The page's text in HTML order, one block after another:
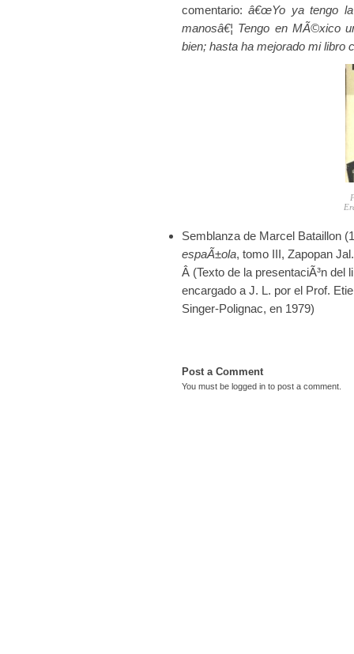
comentario: â€œYo ya tengo
manosâ€¦ Tengo en MÃ©xico
bien; hasta ha mejorado mi libro
Semblanza de Marcel Bataillon
espaÃ±ola, tomo III, Zapopan
Â (Texto de la presentaciÃ³n del
encargado a J. L. por el Prof.
Singer-Polignac, en 1979)
Post a Comment
You must be logged in to post a comment.